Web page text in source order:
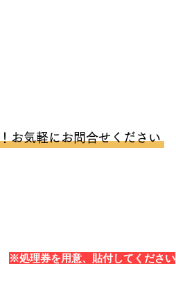
お気軽にお問合せください
​※処理券を用意、貼付してください